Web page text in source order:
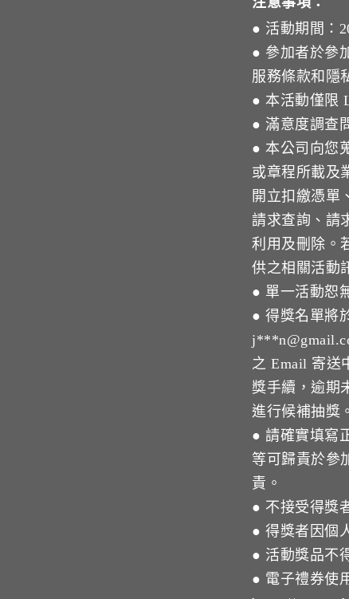
● 活動期間：
● 參加者於參
服務條款和隱
● 本活動僅限
● 滿意度調查
● 本公司向您
或章程所載及
開立扣繳憑單
請求查詢、請
利用及刪除。
供之相關活動
● 單一活動恕
● 得獎名單將
之 Email 寄送
獎手續，逾期
進行候補抽獎。
● 請確實填寫
等可歸責於參
責。
● 不接受得獎
● 得獎者因個
● 活動獎品不
● 電子禮券使